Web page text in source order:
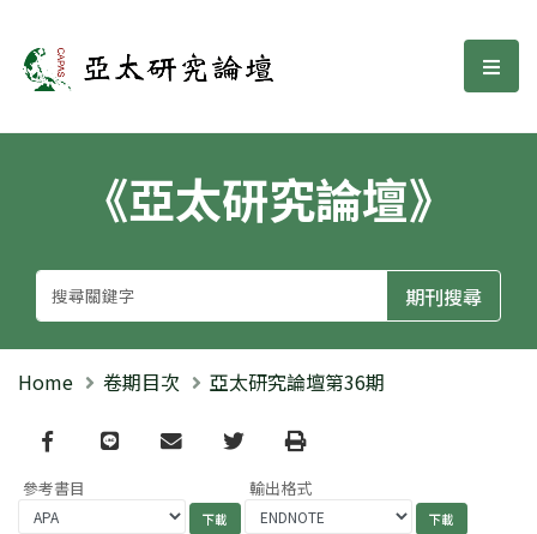
亞太研究論壇 選
《亞太研究論壇》
Home 卷期目次 亞太研究論壇第36期
Facebook
line email TwitterPrint
參考書目 輸出格式